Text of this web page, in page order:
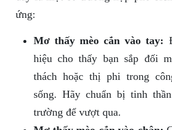
ứng:
Mơ thấy mèo cắn vào tay:
hiệu cho thấy bạn sắp đối
thách hoặc thị phi trong
sống. Hãy chuẩn bị tinh
trường để vượt qua.